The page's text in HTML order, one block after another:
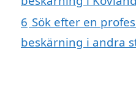
6 Sök efter en
beskärning i andra